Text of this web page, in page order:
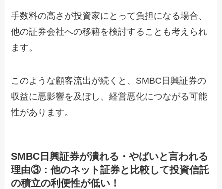
手数料の高さが投資家にとって負担になる場合、
他の証券会社への移籍を検討することも考えられ
ます。
このような顧客流出が続くと、SMBC日興証券の
収益に悪影響を及ぼし、経営悪化につながる可能
性があります。
SMBC日興証券が潰れる・やばいと言われる
理由③：他のネット証券と比較して投資信託
の積立の利便性が低い！